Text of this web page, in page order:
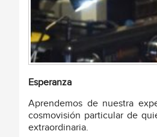
Esperanza
Aprendemos de nuestra
cosmovisión particular de
extraordinaria.